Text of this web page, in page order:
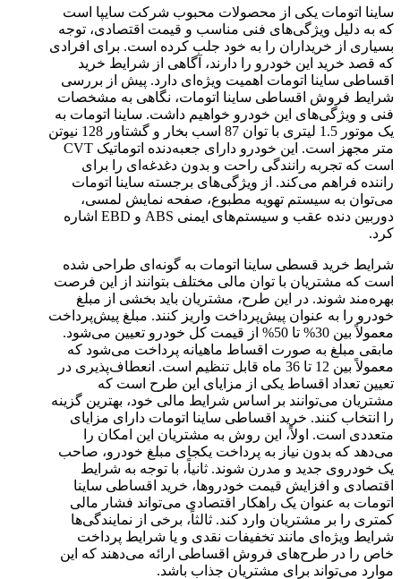
ساینا اتومات یکی از محصولات محبوب شرکت سایپا است
که به دلیل ویژگی‌های فنی مناسب و قیمت اقتصادی، توجه
بسیاری از خریداران را به خود جلب کرده است. برای افرادی
که قصد خرید این خودرو را دارند، آگاهی از شرایط خرید
اقساطی ساینا اتومات اهمیت ویژه‌ای دارد. پیش از بررسی
شرایط فروش اقساطی ساینا اتومات، نگاهی به مشخصات
فنی و ویژگی‌های این خودرو خواهیم داشت. ساینا اتومات به
یک موتور 1.5 لیتری با توان 87 اسب بخار و گشتاور 128 نیوتن
متر مجهز است. این خودرو دارای جعبه‌دنده اتوماتیک CVT
است که تجربه رانندگی راحت و بدون دغدغه‌ای را برای
راننده فراهم می‌کند. از ویژگی‌های برجسته ساینا اتومات
می‌توان به سیستم تهویه مطبوع، صفحه نمایش لمسی،
دوربین دنده عقب و سیستم‌های ایمنی ABS و EBD اشاره
کرد.
شرایط خرید قسطی ساینا اتومات به گونه‌ای طراحی شده
است که مشتریان با توان مالی مختلف بتوانند از این فرصت
بهره‌مند شوند. در این طرح، مشتریان باید بخشی از مبلغ
خودرو را به عنوان پیش‌پرداخت واریز کنند. مبلغ پیش‌پرداخت
معمولاً بین 30% تا 50% از قیمت کل خودرو تعیین می‌شود.
مابقی مبلغ به صورت اقساط ماهیانه پرداخت می‌شود که
معمولاً بین 12 تا 36 ماه قابل تنظیم است. انعطاف‌پذیری در
تعیین تعداد اقساط یکی از مزایای این طرح است که
مشتریان می‌توانند بر اساس شرایط مالی خود، بهترین گزینه
را انتخاب کنند. خرید اقساطی ساینا اتومات دارای مزایای
متعددی است. اولاً، این روش به مشتریان این امکان را
می‌دهد که بدون نیاز به پرداخت یکجای مبلغ خودرو، صاحب
یک خودروی جدید و مدرن شوند. ثانیاً، با توجه به شرایط
اقتصادی و افزایش قیمت خودروها، خرید اقساطی ساینا
اتومات به عنوان یک راهکار اقتصادی می‌تواند فشار مالی
کمتری را بر مشتریان وارد کند. ثالثاً، برخی از نمایندگی‌ها
شرایط ویژه‌ای مانند تخفیفات نقدی و یا شرایط پرداخت
خاص را در طرح‌های فروش اقساطی ارائه می‌دهند که این
موارد می‌تواند برای مشتریان جذاب باشد.